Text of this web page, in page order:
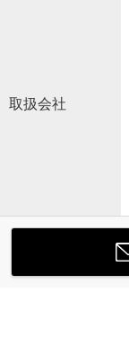
取扱会社